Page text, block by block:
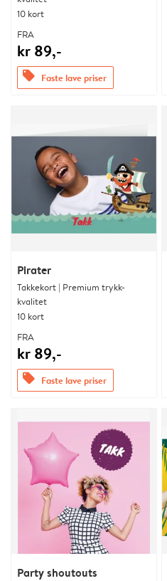
10 kort
FRA
kr 89,-
offers Faste lave priser
Pirater
Takkekort | Premium trykk-
kvalitet
10 kort
FRA
kr 89,-
offers Faste lave priser
Party shoutouts